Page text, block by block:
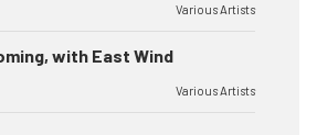
Various Artists
with East Wind
Various Artists